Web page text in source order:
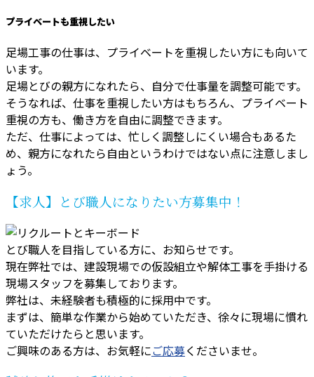
プライベートも重視したい
足場工事の仕事は、プライベートを重視したい方にも向いて
います。
足場とびの親方になれたら、自分で仕事量を調整可能です。
そうなれば、仕事を重視したい方はもちろん、プライベート
重視の方も、働き方を自由に調整できます。
ただ、仕事によっては、忙しく調整しにくい場合もあるた
め、親方になれたら自由というわけではない点に注意しまし
ょう。
【求人】とび職人になりたい方募集中！
とび職人を目指している方に、お知らせです。
現在弊社では、建設現場での仮設組立や解体工事を手掛ける
現場スタッフを募集しております。
弊社は、未経験者も積極的に採用中です。
まずは、簡単な作業から始めていただき、徐々に現場に慣れ
ていただけたらと思います。
ご興味のある方は、お気軽にご応募くださいませ。